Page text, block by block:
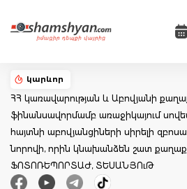
կարևոր
ՀՀ կառավարության և Աբովյանի
ֆինանսավորմամբ առաջիկայում
հայտնի աբովյանցիների սիրելի
նորովի, որին կնախանձեն շատ
ՖՈՏՈՌԵՊՈՐՏԱԺ, ՏԵՍԱՆՅՈւԹ